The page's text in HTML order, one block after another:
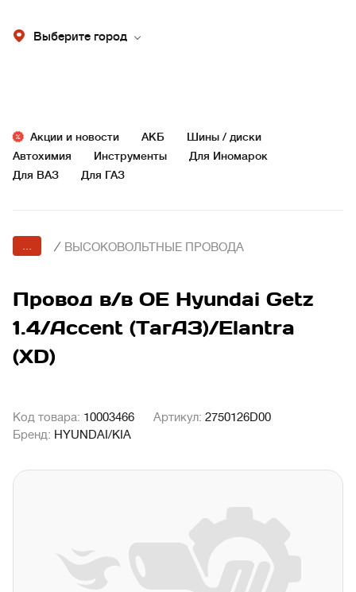
Выберите город
Акции и новости АКБ
Шины / диски
Автохимия
Инструменты
Для Иномарок
Для ВАЗ
Для ГАЗ
... / ВЫСОКОВОЛЬТНЫЕ ПРОВОДА
Провод в/в OE Hyundai Getz
1.4/Accent (ТагАЗ)/Elantra
(XD)
Код товара: 10003466 Артикул: 2750126D00
Бренд: HYUNDAI/KIA